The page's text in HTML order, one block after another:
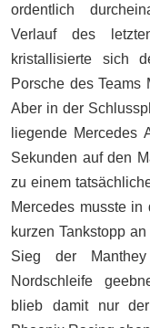
ordentlich
Verlauf des
kristallisierte sich
Porsche des Teams
Aber in der
liegende Mercedes
Sekunden auf den
zu einem
Mercedes musste
kurzen Tankstopp
Sieg der
Nordschleife
blieb damit nur